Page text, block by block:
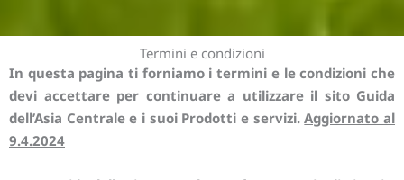
Termini e condizioni
In questa pagina ti forniamo i termini e le condizioni che
devi accettare per continuare a utilizzare il sito Guida
dell’Asia Centrale e i suoi Prodotti e servizi.Aggiornato al
9.4.2024